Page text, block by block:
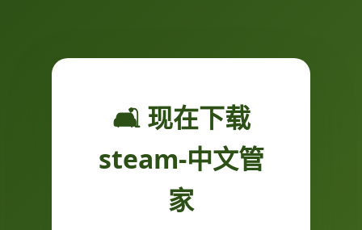
🛋️ 现在下载
steam-中文管
家